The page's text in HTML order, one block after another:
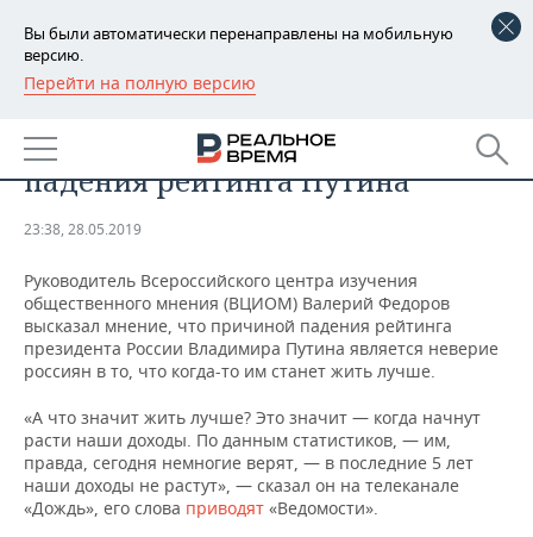
Вы были автоматически перенаправлены на мобильную
версию.
Перейти на полную версию
РЕГИОНЫ
БАШКОРТОСТАН
ТАТАРСТАН
НОВОСТИ
АНАЛИТИКА
ДЕКЛАРАЦИИ О ДОХОДАХ
КОРОЛИ ГОСЗАКАЗА ПФО
ВУЗЫ ТАТАРСТАНА
КОМУ ПРИНАДЛЕЖАТ
ТОРГОВЫЕ ЦЕНТРЫ
ТАТАРСТАНА
НОВОСТИ ЭКОНОМИКИ
ФИНАНСЫ
БАНКИ
БЮДЖЕТ
ИНВЕСТИЦИИ
ПРОМЫШЛЕННОСТЬ
НОВОСТИ
ПРОМЫШЛЕННОСТИ
АГРОПРОМ
МАШИНОСТРОЕНИЕ
НЕДВИЖИМОСТЬ
НОВОСТИ НЕДВИЖИМОСТИ
АВТО
НОВОСТИ АВТО
БИЗНЕС
НОВОСТИ БИЗНЕСА
ТЕХНОЛОГИИ
Во ВЦИОМ назвали причину
падения рейтинга Путина
23:38, 28.05.2019
Руководитель Всероссийского центра изучения
общественного мнения (ВЦИОМ) Валерий Федоров
высказал мнение, что причиной падения рейтинга
президента России Владимира Путина является неверие
россиян в то, что когда-то им станет жить лучше.
«А что значит жить лучше? Это значит — когда начнут
расти наши доходы. По данным статистиков, — им,
правда, сегодня немногие верят, — в последние 5 лет
наши доходы не растут», — сказал он на телеканале
«Дождь», его слова приводят «Ведомости».